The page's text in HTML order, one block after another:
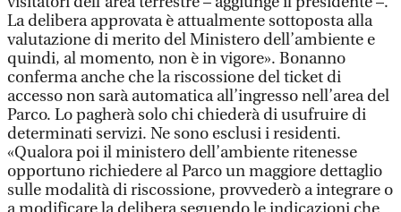
La delibera approvata è attualmente sottoposta alla
valutazione di merito del Ministero dell’ambiente e
quindi, al momento, non è in vigore». Bonanno
conferma anche che la riscossione del ticket di
accesso non sarà automatica all’ingresso nell’area del
Parco. Lo pagherà solo chi chiederà di usufruire di
determinati servizi. Ne sono esclusi i residenti.
«Qualora poi il ministero dell’ambiente ritenesse
opportuno richiedere al Parco un maggiore dettaglio
sulle modalità di riscossione, provvederò a integrare o